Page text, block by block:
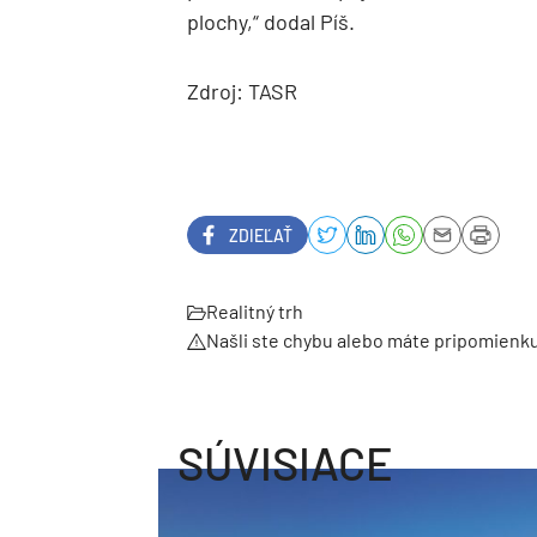
plochy,“ dodal Píš.
Zdroj: TASR
ZDIEĽAŤ
Realitný trh
Našli ste chybu alebo máte
SÚVISIACE